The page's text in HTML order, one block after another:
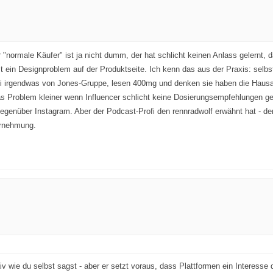
Käufer" ist ja nicht dumm, der hat schlicht keinen Anlass gelernt,
Designproblem auf der Produktseite. Ich kenn das aus der Praxis:
von Jones-Gruppe, lesen 400mg und denken sie haben die
kleiner wenn Influencer schlicht keine Dosierungsempfehlungen
Instagram. Aber der Podcast-Profi den rennradwolf erwähnt hat -
wie du selbst sagst - aber er setzt voraus, dass Plattformen ein